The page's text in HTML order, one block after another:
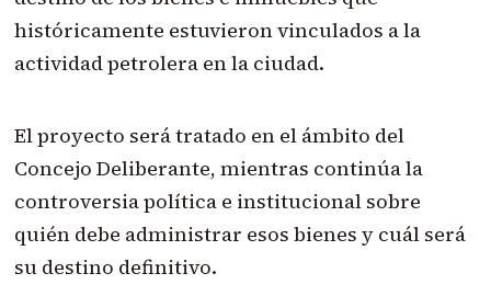
históricamente estuvieron vinculados a la
actividad petrolera en la ciudad.
El proyecto será tratado en el ámbito del
Concejo Deliberante, mientras continúa la
controversia política e institucional sobre
quién debe administrar esos bienes y cuál será
su destino definitivo.